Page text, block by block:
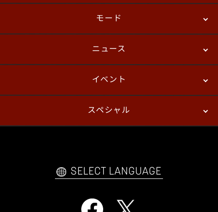
モード
バトル
ニュース
パッチノート
イベント
プレイヤーズ
スペシャル
自己紹介カードメーカー アーケード
SELECT LANGUAGE